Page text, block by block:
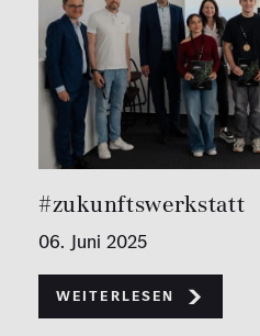
#zukunftswerkstatt
06. Juni 2025
Weiterlesen